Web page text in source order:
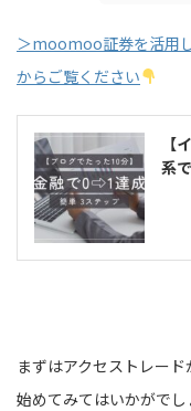
＞moomoo証券を活用
からご覧ください
【
系
まずはアクセストレード
始めてみてはいかがでし